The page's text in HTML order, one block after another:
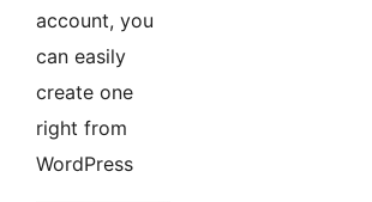
account, you
can easily
create one
right from
WordPress